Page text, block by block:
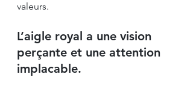
valeurs.
L’aigle royal a une vision
perçante et une attention
implacable.